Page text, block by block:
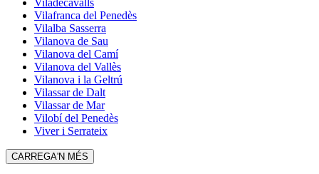
Vilafranca del Penedès
Vilalba Sasserra
Vilanova de Sau
Vilanova del Camí
Vilanova del Vallès
Vilanova i la Geltrú
Vilassar de Dalt
Vilassar de Mar
Vilobí del Penedès
Viver i Serrateix
CARREGA'N MÉS